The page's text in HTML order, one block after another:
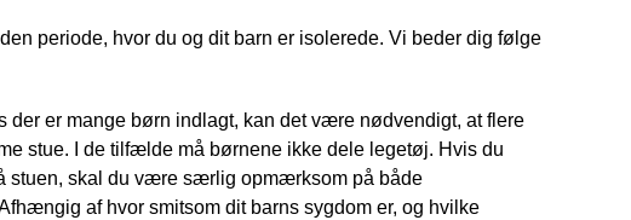
periode, hvor du og dit barn er isolerede. Vi beder dig følge
der er mange børn indlagt, kan det være nødvendigt, at flere
stue. I de tilfælde må børnene ikke dele legetøj. Hvis du
stuen, skal du være særlig opmærksom på både
af hvor smitsom dit barns sygdom er, og hvilke